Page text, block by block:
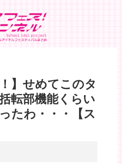
】せめてこのタ
転部機能くらい
たわ・・・【ス